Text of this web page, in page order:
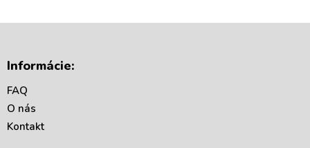
Informácie:
FAQ
O nás
Kontakt